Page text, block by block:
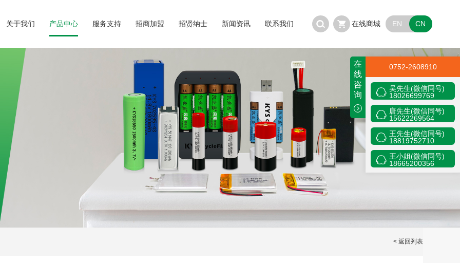
关于我们 产品中心 服务支持 招商加盟 招贤纳士 新闻资讯 联系我们 在线商城 EN CN
< 返回列表
在
线
咨
询
0752-2608910
吴先生(微信同号)
18026699769
唐先生(微信同号)
15622269564
王先生(微信同号)
18819752710
王小姐(微信同号)
18665200356